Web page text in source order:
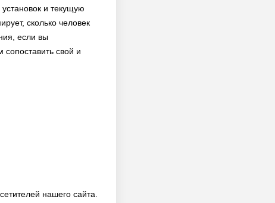
и текущую
сколько человек
если вы
свой и
нашего сайта.